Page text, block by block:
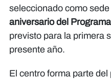
seleccionado como
aniversario del
previsto para la primera
presente año.
El centro forma parte